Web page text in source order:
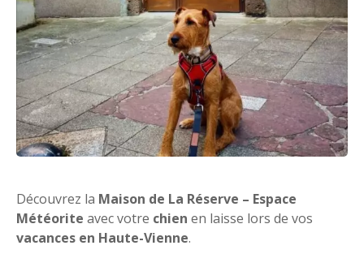
Découvrez la Maison de La Réserve – Espace
Météorite avec votre chien en laisse lors de vos
vacances en Haute-Vienne.